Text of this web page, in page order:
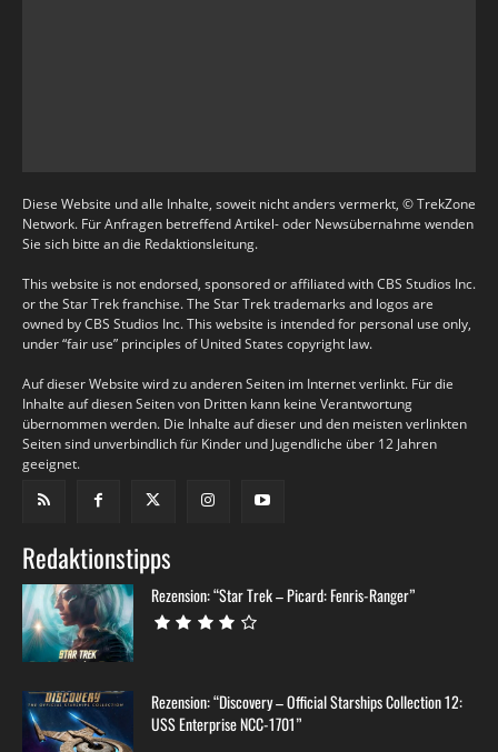
Diese Website und alle Inhalte, soweit nicht anders vermerkt, © TrekZone
Network. Für Anfragen betreffend Artikel- oder Newsübernahme wenden
Sie sich bitte an die Redaktionsleitung.
This website is not endorsed, sponsored or affiliated with CBS Studios Inc.
or the Star Trek franchise. The Star Trek trademarks and logos are
owned by CBS Studios Inc. This website is intended for personal use only,
under “fair use” principles of United States copyright law.
Auf dieser Website wird zu anderen Seiten im Internet verlinkt. Für die
Inhalte auf diesen Seiten von Dritten kann keine Verantwortung
übernommen werden. Die Inhalte auf dieser und den meisten verlinkten
Seiten sind unverbindlich für Kinder und Jugendliche über 12 Jahren
geeignet.
Redaktionstipps
Rezension: “Star Trek – Picard: Fenris-Ranger”
Rezension: “Discovery – Official Starships Collection 12:
USS Enterprise NCC-1701”